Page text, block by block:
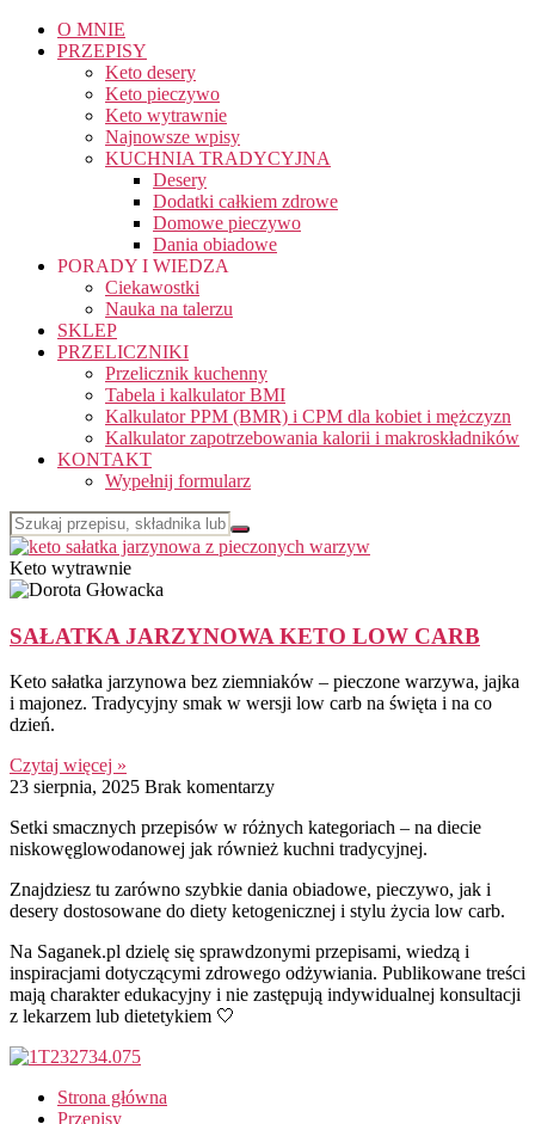
O MNIE
PRZEPISY
Keto desery
Keto pieczywo
Keto wytrawnie
Najnowsze wpisy
KUCHNIA TRADYCYJNA
Desery
Dodatki całkiem zdrowe
Domowe pieczywo
Dania obiadowe
PORADY I WIEDZA
Ciekawostki
Nauka na talerzu
SKLEP
PRZELICZNIKI
Przelicznik kuchenny
Tabela i kalkulator BMI
Kalkulator PPM (BMR) i CPM dla kobiet i mężczyzn
Kalkulator zapotrzebowania kalorii i makroskładników
KONTAKT
Wypełnij formularz
Keto wytrawnie
SAŁATKA JARZYNOWA KETO LOW CARB
Keto sałatka jarzynowa bez ziemniaków – pieczone warzywa, jajka
i majonez. Tradycyjny smak w wersji low carb na święta i na co
dzień.
Czytaj więcej »
23 sierpnia, 2025 Brak komentarzy
Setki smacznych przepisów w różnych kategoriach – na diecie
niskowęglowodanowej jak również kuchni tradycyjnej.
Znajdziesz tu zarówno szybkie dania obiadowe, pieczywo, jak i
desery dostosowane do diety ketogenicznej i stylu życia low carb.
Na Saganek.pl dzielę się sprawdzonymi przepisami, wiedzą i
inspiracjami dotyczącymi zdrowego odżywiania. Publikowane treści
mają charakter edukacyjny i nie zastępują indywidualnej konsultacji
z lekarzem lub dietetykiem 🤍
Strona główna
Przepisy